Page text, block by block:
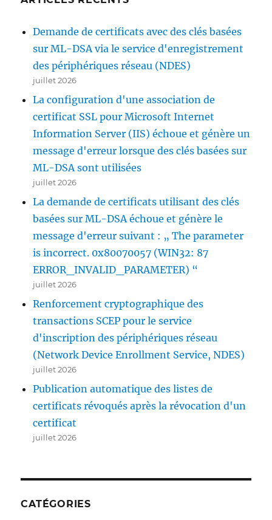
Demande de certificats avec des clés basées
sur ML-DSA via le service d'enregistrement
des périphériques réseau (NDES)
juillet 2026
La configuration d'une association de
certificat SSL pour Microsoft Internet
Information Server (IIS) échoue et génère un
message d'erreur lorsque des clés basées sur
ML-DSA sont utilisées
juillet 2026
La demande de certificats utilisant des clés
basées sur ML-DSA échoue et génère le
message d'erreur suivant : „ The parameter
is incorrect. 0x80070057 (WIN32: 87
ERROR_INVALID_PARAMETER) “
juillet 2026
Renforcement cryptographique des
transactions SCEP pour le service
d'inscription des périphériques réseau
(Network Device Enrollment Service, NDES)
juillet 2026
Publication automatique des listes de
certificats révoqués après la révocation d'un
certificat
juillet 2026
CATÉGORIES